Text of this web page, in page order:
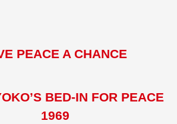
PEACE A CHANCE
BED-IN FOR PEACE
1969